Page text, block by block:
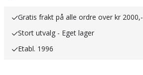
Gratis frakt på alle ordre over kr 2000,-
Stort utvalg - Eget lager
Etabl. 1996